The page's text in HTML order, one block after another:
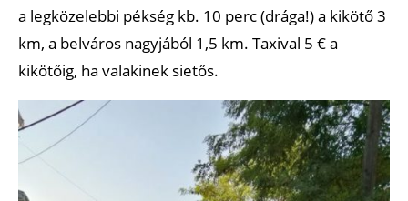
a legközelebbi pékség kb. 10 perc (drága!) a kikötő 3
km, a belváros nagyjából 1,5 km. Taxival 5 € a
kikötőig, ha valakinek sietős.